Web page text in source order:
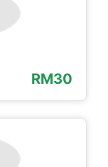
RM30